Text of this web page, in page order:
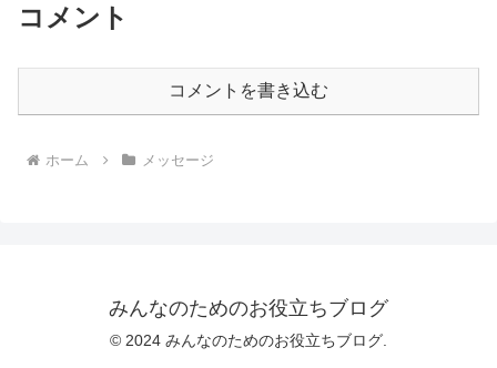
コメント
コメントを書き込む
ホーム メッセージ
みんなのためのお役立ちブログ
© 2024 みんなのためのお役立ちブログ.